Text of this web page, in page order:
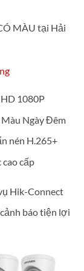
MÀU tại Hải
1080P
Ngày Đêm
nén H.265+
cấp
Hik-Connect
báo tiện lợi